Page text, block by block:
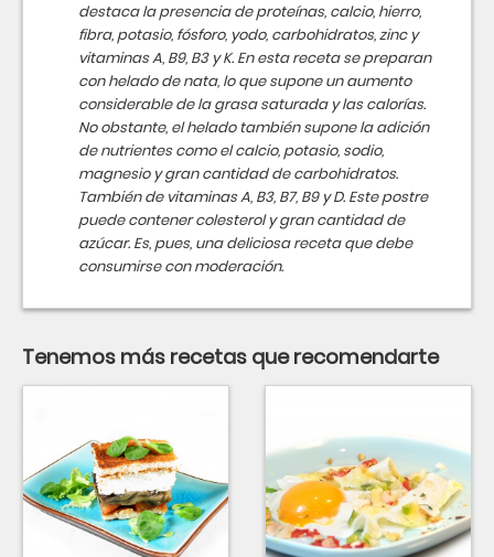
destaca la presencia de proteínas, calcio, hierro,
fibra, potasio, fósforo, yodo, carbohidratos, zinc y
vitaminas A, B9, B3 y K. En esta receta se preparan
con helado de nata, lo que supone un aumento
considerable de la grasa saturada y las calorías.
No obstante, el helado también supone la adición
de nutrientes como el calcio, potasio, sodio,
magnesio y gran cantidad de carbohidratos.
También de vitaminas A, B3, B7, B9 y D. Este postre
puede contener colesterol y gran cantidad de
azúcar. Es, pues, una deliciosa receta que debe
consumirse con moderación.
Tenemos más recetas que recomendarte